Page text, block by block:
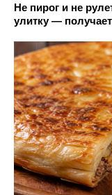
Не пирог и не
улитку —